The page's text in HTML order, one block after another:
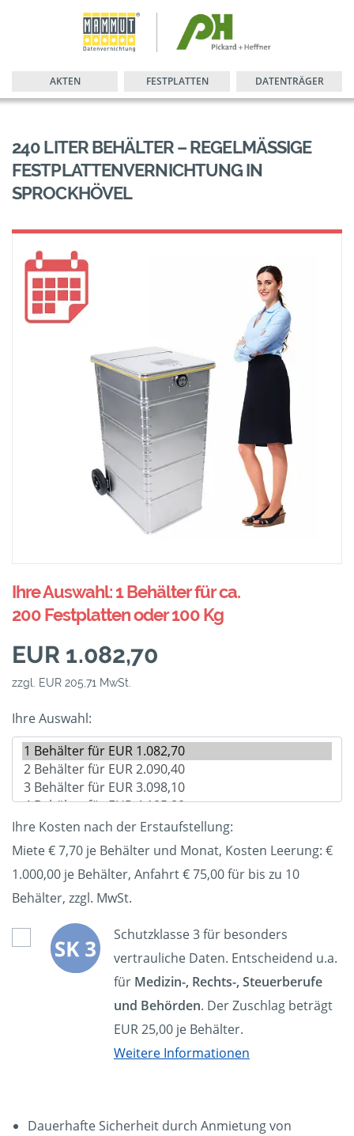
AKTEN FESTPLATTEN DATENTRÄGER
240 LITER BEHÄLTER – REGELMÄSSIGE F
ESTPLATTENVERNICHTUNG IN S
PROCKHÖVEL
Ihre Auswahl: 1 Behälter für ca.
200 Festplatten oder 100 Kg
EUR 1.082,70
zzgl. EUR 205,71 MwSt.
Ihre Auswahl:
Ihre Kosten nach der Erstaufstellung:
Miete € 7,70 je Behälter und Monat, Kosten Leerung: €
1.000,00 je Behälter, Anfahrt € 75,00 für bis zu 10
Behälter, zzgl. MwSt.
Schutzklasse 3 für besonders
vertrauliche Daten. Entscheidend u.a.
für Medizin-, Rechts-, Steuerberufe
und Behörden. Der Zuschlag beträgt
EUR 25,00 je Behälter.
Weitere Informationen
Dauerhafte Sicherheit durch Anmietung von